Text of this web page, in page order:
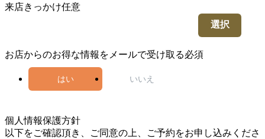
来店きっかけ任意
選択
お店からのお得な情報をメールで受け取る必須
はい いいえ
個人情報保護方針
以下をご確認頂き、ご同意の上、ご予約をお申し込みくださ